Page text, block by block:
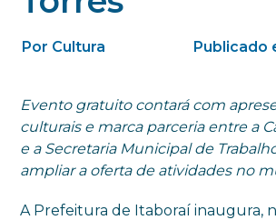
Por Cultura Publicado
Evento gratuito contará com
culturais e marca parceria entre a
e a Secretaria Municipal de
ampliar a oferta de atividades no
A Prefeitura de Itaboraí inaugura,